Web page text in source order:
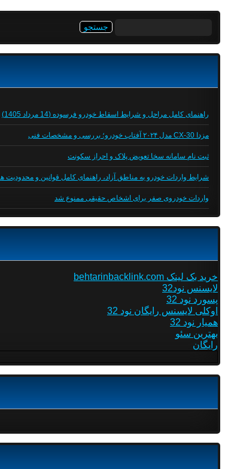
راهنمای کامل مراحل و شرایط اسقاط خودرو فرسوده (14 مرداد 1405)
مزدا CX-30 مدل ۲۰۲۴ آفتاب خودرو؛ بررسی و مشخصات فنی
ثبت نام سامانه سخا تعویض پلاک و احراز سکونت
شرایط واردات خودرو به مناطق آزاد، راهنمای کامل قوانین و محدودیت
واردات خودروی صفر برای اشخاص حقیقی ممنوع شد
خرید بک لینک behtarinbacklink.com
لایسنس نود32
پسورد نود 32
اوکلی لایسنس رایگان نود 32
همیار نود 32
بهترین سئو
رایگان